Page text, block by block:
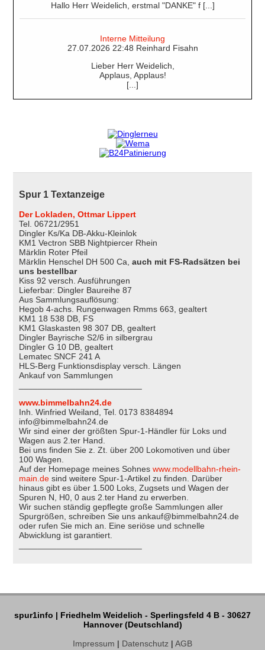
Hallo Herr Weidelich, erstmal "DANKE" f [...]
Interne Mitteilung
27.07.2026 22:48 Reinhard Fisahn
Lieber Herr Weidelich,
Applaus, Applaus!
[...]
Spur 1 Textanzeige
Der Lokladen, Ottmar Lippert
Tel. 06721/2951
Dingler Ks/Ka DB-Akku-Kleinlok
KM1 Vectron SBB Nightpiercer Rhein
Märklin Roter Pfeil
Märklin Henschel DH 500 Ca,auch mit FS-Radsätzen bei
uns bestellbar
Kiss 92 versch. Ausführungen
Lieferbar: Dingler Baureihe 87
Aus Sammlungsauflösung:
Hegob 4-achs. Rungenwagen Rmms 663, gealtert
KM1 18 538 DB, FS
KM1 Glaskasten 98 307 DB, gealtert
Dingler Bayrische S2/6 in silbergrau
Dingler G 10 DB, gealtert
Lematec SNCF 241 A
HLS-Berg Funktionsdisplay versch. Längen
Ankauf von Sammlungen
www.bimmelbahn24.de
Inh. Winfried Weiland, Tel. 0173 8384894
info@bimmelbahn24.de
Wir sind einer der größten Spur-1-Händler für Loks und
Wagen aus 2.ter Hand.
Bei uns finden Sie z. Zt. über 200 Lokomotiven und über
100 Wagen.
Auf der Homepage meines Sohneswww.modellbahn-rhein-
main.de sind weitere Spur-1-Artikel zu finden. Darüber
hinaus gibt es über 1.500 Loks, Zugsets und Wagen der
Spuren N, H0, 0 aus 2.ter Hand zu erwerben.
Wir suchen ständig gepflegte große Sammlungen aller
Spurgrößen, schreiben Sie uns ankauf@bimmelbahn24.de
oder rufen Sie mich an. Eine seriöse und schnelle
Abwicklung ist garantiert.
spur1info | Friedhelm Weidelich - Sperlingsfeld 4 B - 30627
Hannover (Deutschland)
Impressum | Datenschutz | AGB